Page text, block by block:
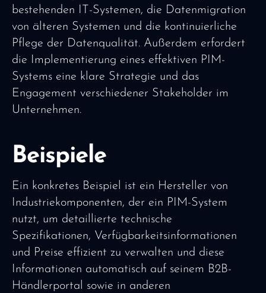
bestehenden IT-Systemen, die Datenmigration
von älteren Systemen und die kontinuierliche
Pflege der Datenqualität. Außerdem erfordert
die Implementierung eines effektiven PIM-
Systems eine klare Strategie und das
Engagement verschiedener Stakeholder im
Unternehmen.
Beispiele
Ein konkretes Beispiel ist ein Hersteller von
Industriekomponenten, der ein PIM-System
nutzt, um detaillierte technische
Spezifikationen, Verfügbarkeitsinformationen
und Preise effizient zu verwalten und diese
Informationen automatisch auf seinem B2B-
Händlerportal sowie in anderen